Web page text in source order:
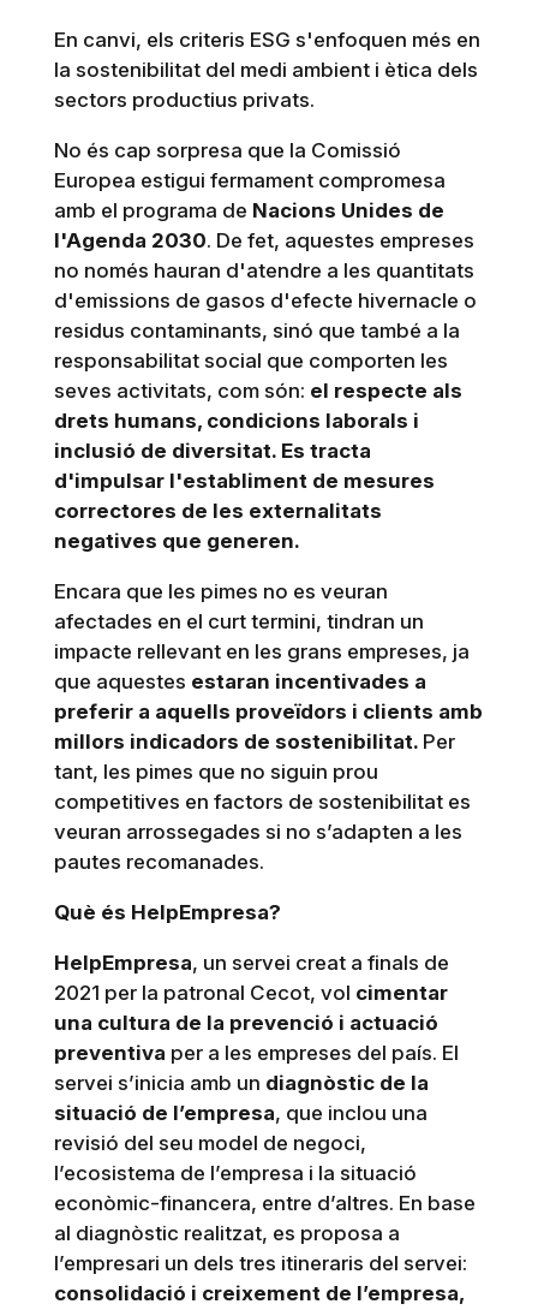
En canvi, els criteris ESG s'enfoquen més en
la sostenibilitat del medi ambient i ètica dels
sectors productius privats.
No és cap sorpresa que la Comissió
Europea estigui fermament compromesa
amb el programa de Nacions Unides de
l'Agenda 2030. De fet, aquestes empreses
no només hauran d'atendre a les quantitats
d'emissions de gasos d'efecte hivernacle o
residus contaminants, sinó que també a la
responsabilitat social que comporten les
seves activitats, com són: el respecte als
drets humans, condicions laborals i
inclusió de diversitat. Es tracta
d'impulsar l'establiment de mesures
correctores de les externalitats
negatives que generen.
Encara que les pimes no es veuran
afectades en el curt termini, tindran un
impacte rellevant en les grans empreses, ja
que aquestes estaran incentivades a
preferir a aquells proveïdors i clients amb
millors indicadors de sostenibilitat. Per
tant, les pimes que no siguin prou
competitives en factors de sostenibilitat es
veuran arrossegades si no s’adapten a les
pautes recomanades.
Què és HelpEmpresa?
HelpEmpresa, un servei creat a finals de
2021 per la patronal Cecot, vol cimentar
una cultura de la prevenció i actuació
preventiva per a les empreses del país. El
servei s’inicia amb un diagnòstic de la
situació de l’empresa, que inclou una
revisió del seu model de negoci,
l’ecosistema de l’empresa i la situació
econòmic-financera, entre d’altres. En base
al diagnòstic realitzat, es proposa a
l’empresari un dels tres itineraris del servei:
consolidació i creixement de l’empresa,